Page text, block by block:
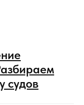
судов